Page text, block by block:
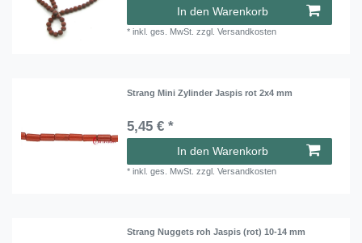
In den Warenkorb
*inkl. ges. MwSt. zzgl.Versandkosten
Strang Mini Zylinder Jaspis rot 2x4 mm
5,45 € *
In den Warenkorb
*inkl. ges. MwSt. zzgl.Versandkosten
Strang Nuggets roh Jaspis (rot) 10-14 mm